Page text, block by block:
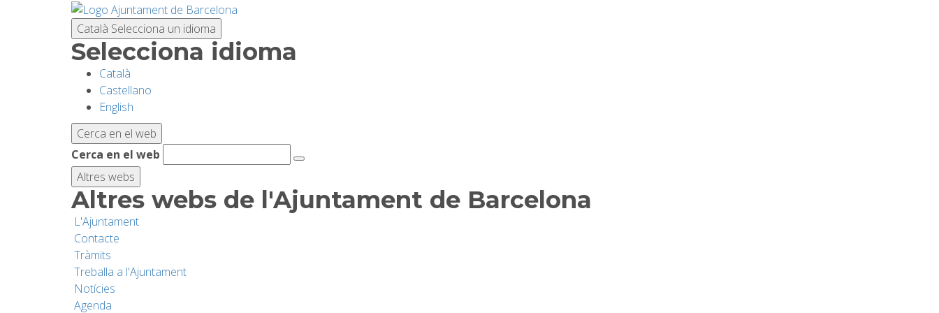
Català Selecciona un idioma
Selecciona idioma
Català
Castellano
English
Cerca en el web
Cerca en el web
Altres webs
Altres webs de l'Ajuntament de Barcelona
L'Ajuntament
Contacte
Tràmits
Treballa a l'Ajuntament
Notícies
Agenda